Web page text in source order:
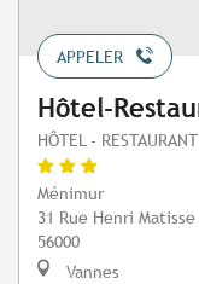
APPELER
Hôtel-
HÔTEL - RESTAURANT
Ménimur
31 Rue Henri Matisse
56000
Vannes